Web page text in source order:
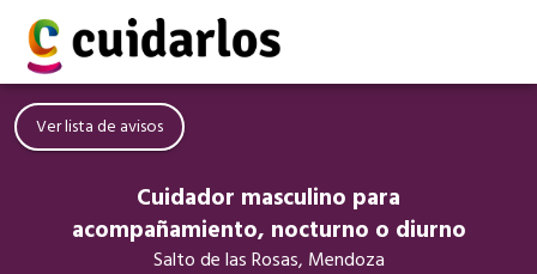
Ver lista de avisos
Cuidador masculino para
acompañamiento, nocturno o diurno
Salto de las Rosas, Mendoza